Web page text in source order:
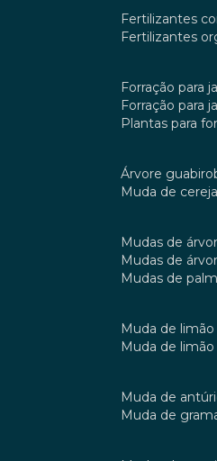
fertilizantes
fertilizantes
forração para
forração para
plantas para
árvore
muda de
mudas de
mudas de
mudas de
muda de
muda de
muda de
muda de